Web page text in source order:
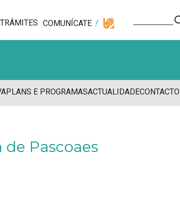
TRÁMITES COMUNÍCATE
PLANS E PROGRAMASACTUALIDADECONTACTO
Pascoaes